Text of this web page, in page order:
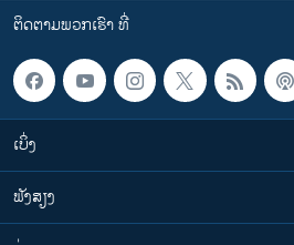
ຕິດຕາມພວກເຮົາ ທີ່
ເບິ່ງ
ຟັງສຽງ